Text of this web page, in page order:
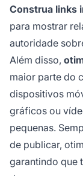
Construa links
para mostrar
autoridade
Além disso,
maior parte do
dispositivos
gráficos ou
pequenas.
de publicar,
garantindo que